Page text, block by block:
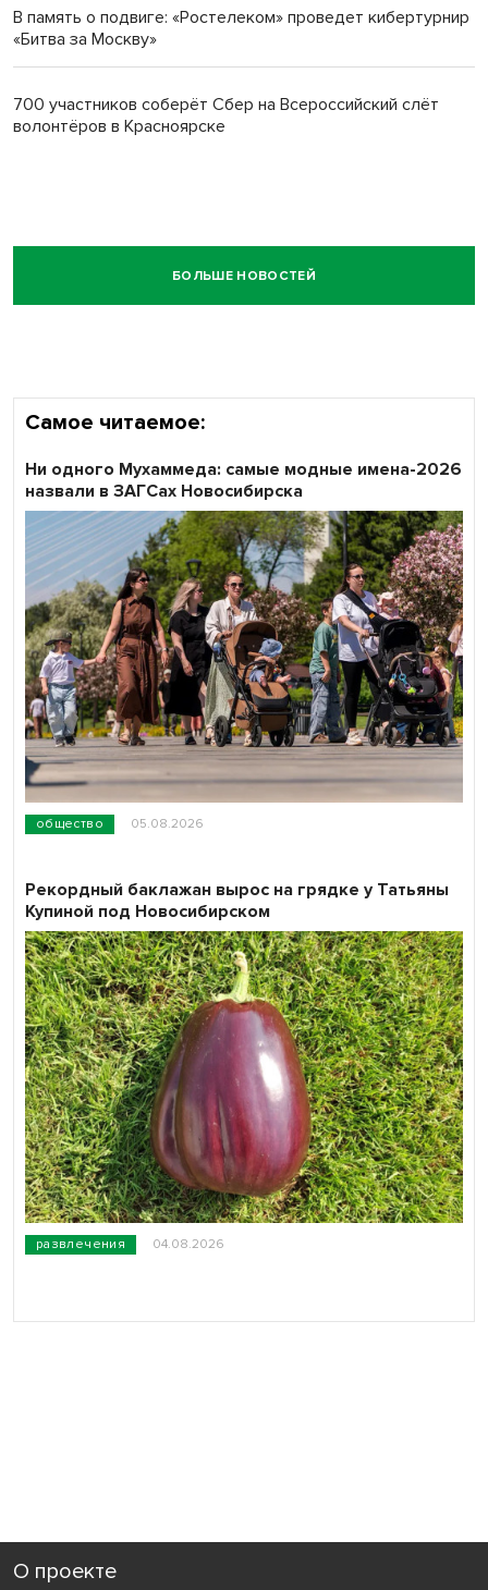
В память о подвиге: «Ростелеком» проведет кибертурнир
«Битва за Москву»
700 участников соберёт Сбер на Всероссийский слёт
волонтёров в Красноярске
БОЛЬШЕ НОВОСТЕЙ
Самое читаемое:
общество 05.08.2026
Ни одного Мухаммеда: самые модные имена-2026
назвали в ЗАГСах Новосибирска
развлечения 04.08.2026
Рекордный баклажан вырос на грядке у Татьяны
Купиной под Новосибирском
О проекте